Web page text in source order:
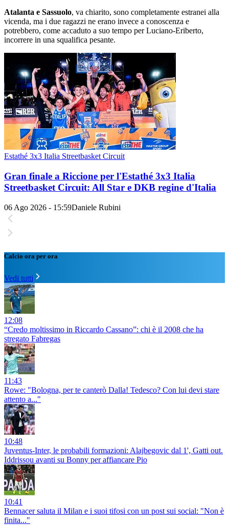
Atalanta e Sassuolo, va chiarito, sono completamente estranei alla
vicenda, ma i due ragazzi ne erano invece a conoscenza e
potrebbero, come accaduto a suo tempo per Luciano-Eriberto,
incorrere in una squalifica pesante.
Estathé 3x3 Italia Streetbasket Circuit
Gran finale a Riccione per l'Estathé 3x3 Italia
Streetbasket Circuit: All Star e DKB regine d'Italia
06 Ago 2026 - 15:59Daniele Rubini
Calcio ora per ora
Vedi tutti
12:08
“Credo moltissimo in Riccardo Cassano”: chi è il 2008 che ha
stregato Fabregas
11:43
Rowe: "Bologna, per te canterò Dalla! Tedesco? Con lui devi stare
attento a..."
10:48
Juventus-Inter, le probabili formazioni: Alajbegovic dal 1', Gatti out.
Iddrissou avanti su Bonny per affiancare Pio
10:41
Bennacer saluta il Milan e i suoi tifosi con un post sui social: "Non è
finita..."